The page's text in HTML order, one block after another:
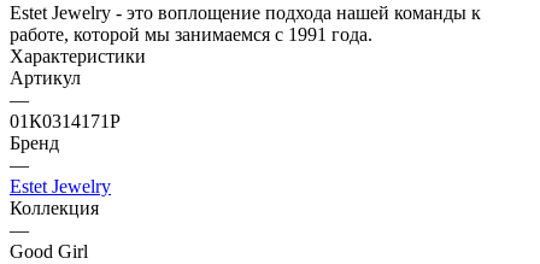
Estet Jewelry - это воплощение подхода нашей команды к
работе, которой мы занимаемся с 1991 года.
Характеристики
Артикул
—
01К0314171Р
Бренд
—
Estet Jewelry
Коллекция
—
Good Girl